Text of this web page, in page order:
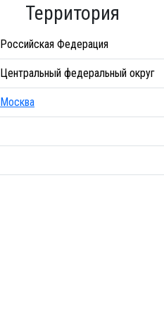
Территория
Российская Федерация
Центральный федеральный округ
Москва